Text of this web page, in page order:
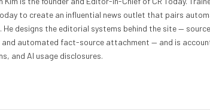
to create an influential news outlet that pairs
He designs the editorial systems behind the site —
and automated fact-source attachment — and is
and AI usage disclosures.